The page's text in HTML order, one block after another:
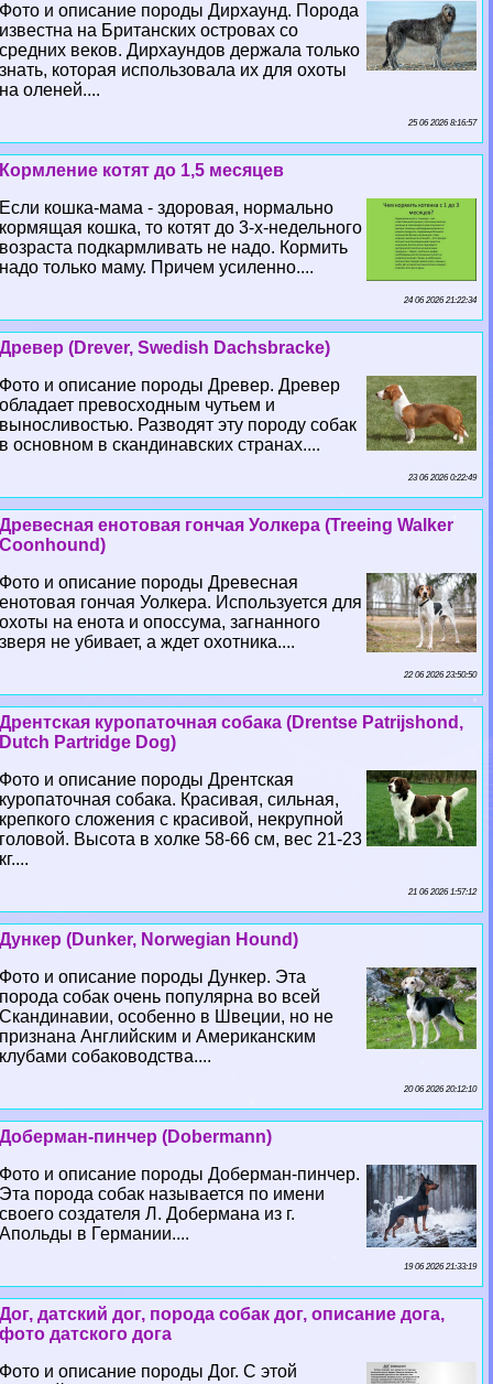
Фото и описание породы Дирхаунд. Порода
известна на Британских островах со
средних веков. Дирхаундов держала только
знать, которая использовала их для охоты
на оленей....
25 06 2026 8:16:57
Кормление котят до 1,5 месяцев
Если кошка-мама - здоровая, нормально
кормящая кошка, то котят до 3-х-недельного
возраста подкармливать не надо. Кормить
надо только маму. Причем усиленно....
24 06 2026 21:22:34
Древер (Drever, Swedish Dachsbracke)
Фото и описание породы Древер. Древер
обладает превосходным чутьем и
выносливостью. Разводят эту породу собак
в основном в скандинавских странах....
23 06 2026 0:22:49
Древесная енотовая гончая Уолкера (Treeing Walker
Coonhound)
Фото и описание породы Древесная
енотовая гончая Уолкера. Используется для
охоты на енота и опоссума, загнанного
зверя не убивает, а ждет охотника....
22 06 2026 23:50:50
Дрентская куропаточная собака (Drentse Patrijshond,
Dutch Partridge Dog)
Фото и описание породы Дрентская
куропаточная собака. Красивая, сильная,
крепкого сложения с красивой, некрупной
головой. Высота в холке 58-66 см, вес 21-23
кг....
21 06 2026 1:57:12
Дункер (Dunker, Norwegian Hound)
Фото и описание породы Дункер. Эта
порода собак очень популярна во всей
Скандинавии, особенно в Швеции, но не
признана Английским и Американским
клубами собаководства....
20 06 2026 20:12:10
Доберман-пинчер (Dobermann)
Фото и описание породы Доберман-пинчер.
Эта порода собак называется по имени
своего создателя Л. Добермана из г.
Апольды в Германии....
19 06 2026 21:33:19
Дог, датский дог, порода собак дог, описание дога,
фото датского дога
Фото и описание породы Дог. С этой